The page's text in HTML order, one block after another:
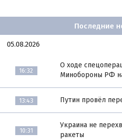
Последние
05.08.2026
16:32
О ходе
Минобороны РФ на
13:43 Путин провёл
10:31
Украина не
ракеты